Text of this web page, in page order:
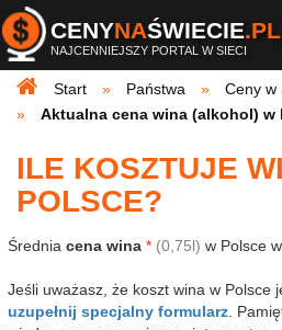
CENYNAŚWIECIE.PL
NAJCENNIEJSZY PORTAL W SIECI
Start
Państwa
Ceny w
Aktualna cena wina (alkohol) w
ILE KOSZTUJE
POLSCE?
Średnia cena wina * (0,75l) w Polsce
Jeśli uważasz, że koszt wina w Polsce
uzupełnij specjalny formularz .